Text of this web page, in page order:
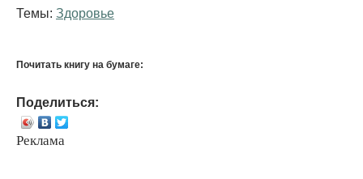
Темы: Здоровье
Почитать книгу на бумаге:
Поделиться:
Реклама